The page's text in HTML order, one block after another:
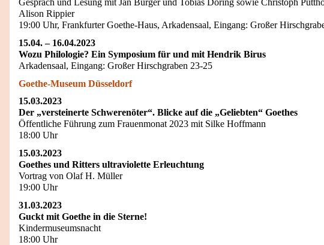
Gespräch und Lesung mit Jan Bürger und Tobias Döring sowie Christoph
Alison Rippier
19:00 Uhr, Frankfurter Goethe-Haus, Arkadensaal, Eingang: Großer
15.04. – 16.04.2023
Wozu Philologie? Ein Symposium für und mit Hendrik Birus
Arkadensaal, Eingang: Großer Hirschgraben 23-25
Goethe-Museum Düsseldorf
15.03.2023
Der „versteinerte Schwerenöter“. Blicke auf die „Geliebten“ Goethes
Öffentliche Führung zum Frauenmonat 2023 mit Silke Hoffmann
18:00 Uhr
15.03.2023
Goethes und Ritters ultraviolette Erleuchtung
Vortrag von Olaf H. Müller
19:00 Uhr
31.03.2023
Guckt mit Goethe in die Sterne!
Kindermuseumsnacht
18:00 Uhr